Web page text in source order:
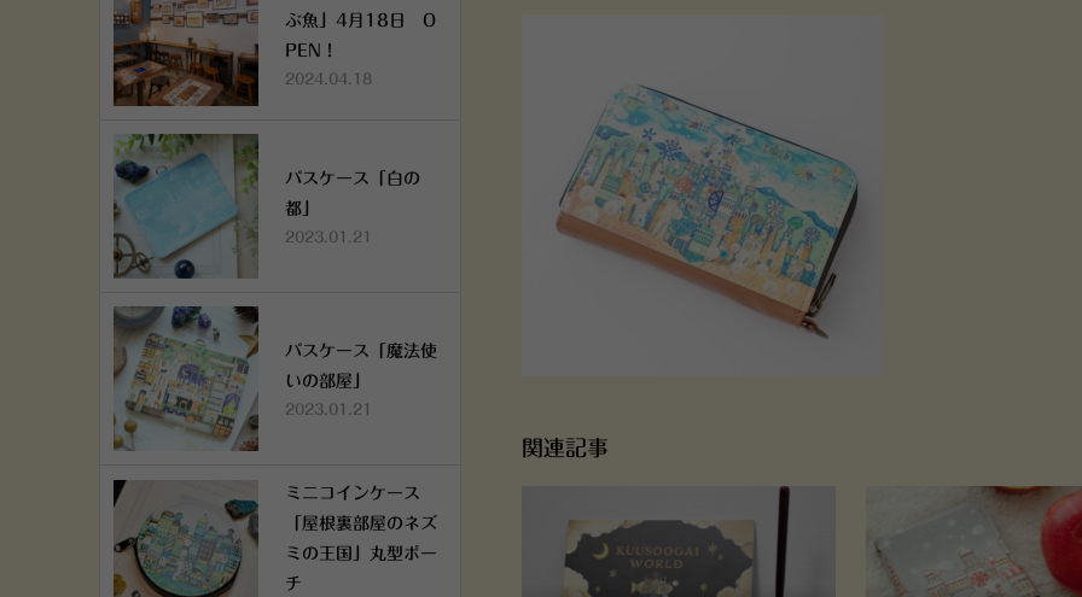
関連記事
ぶ魚」4月18日 O
PEN！
2024.04.18
パスケース「白の
都」
2023.01.21
パスケース「魔法使
いの部屋」
2023.01.21
ミニコインケース
「屋根裏部屋のネズ
ミの王国」丸型ポー
チ